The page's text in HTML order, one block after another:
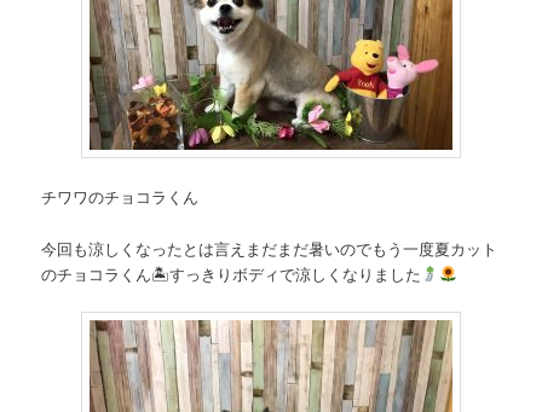
チワワのチョコラくん
今回も涼しくなったとは言えまだまだ暑いのでもう一度夏カット
のチョコラくん🏝すっきりボディで涼しくなりました